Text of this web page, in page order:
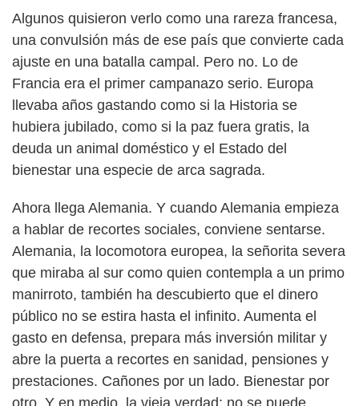
Algunos quisieron verlo como una rareza francesa,
una convulsión más de ese país que convierte cada
ajuste en una batalla campal. Pero no. Lo de
Francia era el primer campanazo serio. Europa
llevaba años gastando como si la Historia se
hubiera jubilado, como si la paz fuera gratis, la
deuda un animal doméstico y el Estado del
bienestar una especie de arca sagrada.
Ahora llega Alemania. Y cuando Alemania empieza
a hablar de recortes sociales, conviene sentarse.
Alemania, la locomotora europea, la señorita severa
que miraba al sur como quien contempla a un primo
manirroto, también ha descubierto que el dinero
público no se estira hasta el infinito. Aumenta el
gasto en defensa, prepara más inversión militar y
abre la puerta a recortes en sanidad, pensiones y
prestaciones. Cañones por un lado. Bienestar por
otro. Y en medio, la vieja verdad: no se puede